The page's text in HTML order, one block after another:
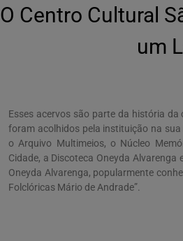
O Centro Cultural
um
Esses acervos são parte da história
foram acolhidos pela instituição na sua
o Arquivo Multimeios, o Núcleo
Cidade, a Discoteca Oneyda Alvarenga
Oneyda Alvarenga, popularmente
Folclóricas Mário de Andrade”.